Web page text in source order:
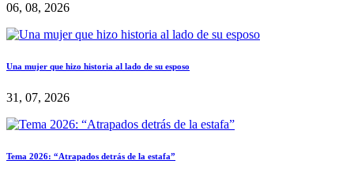
06, 08, 2026
Una mujer que hizo historia al lado de su esposo
31, 07, 2026
Tema 2026: “Atrapados detrás de la estafa”